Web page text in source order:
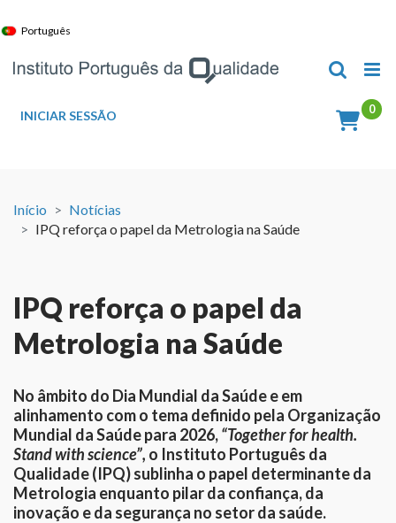
to
Português
INICIAR SESSÃO
Início
Notícias
IPQ reforça o papel da Metrologia na Saúde
IPQ reforça o papel da
Metrologia na Saúde
No âmbito do Dia Mundial da Saúde e em
alinhamento com o tema definido pela Organização
Mundial da Saúde para 2026,“Together for health.
Stand with science”, o Instituto Português da
Qualidade (IPQ) sublinha o papel determinante da
Metrologia enquanto pilar da confiança, da
inovação e da segurança no setor da saúde.